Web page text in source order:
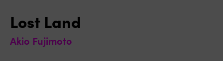
Lost Land
Akio Fujimoto